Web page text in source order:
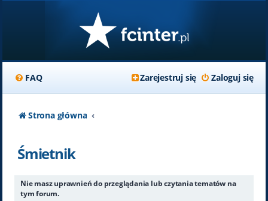
FAQ Zaloguj się
Zarejestruj się
Strona główna
Śmietnik
Nie masz uprawnień do przeglądania lub czytania tematów na
tym forum.